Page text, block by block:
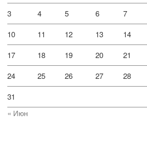
3 4 5 6 7
10 11 12 13 14
17 18 19 20 21
24 25 26 27 28
31
« Июн